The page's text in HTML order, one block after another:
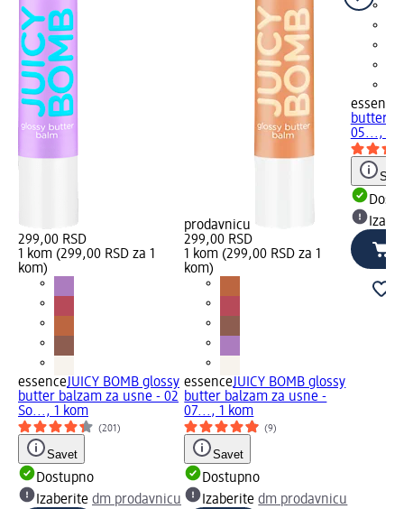
299,00 RSD
1 kom (299,00 RSD za 1
kom)
essenceJUICY BOMB glossy
butter balzam za usne - 02
So..., 1 kom
(201)
Savet
Dostupno
Izaberite dm prodavnicu
prodavnicu
299,00 RSD
1 kom (299,00 RSD za 1
kom)
essenceJUICY BOMB glossy
butter balzam za usne -
07..., 1 kom
(9)
Savet
Dostupno
Izaberitedm prodavnicu
essence
butter
05..., 1